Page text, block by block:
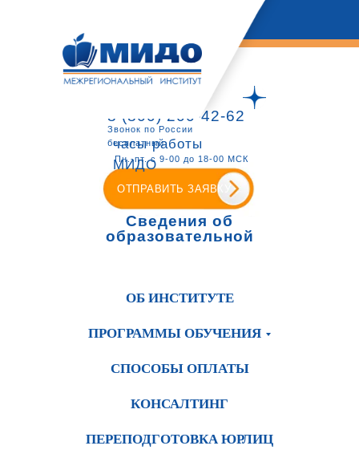
8 (800) 200-42-62
Звонок по России
бесплатный
ОТПРАВИТЬ ЗАЯВКУ
часы работы
МИДО
Пн.-пт. с 9-00 до 18-00 МСК
Сведения об
образовательной
ОБ ИНСТИТУТЕ
ПРОГРАММЫ ОБУЧЕНИЯ
СПОСОБЫ ОПЛАТЫ
КОНСАЛТИНГ
ПЕРЕПОДГОТОВКА ЮРЛИЦ